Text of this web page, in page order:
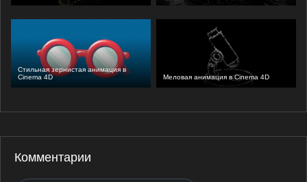
Стильная зернистая анимация в
Cinema 4D
Меловая анимация в Cinema 4D
Комментарии